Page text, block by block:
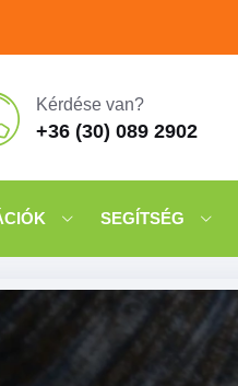
Kérdése van?
+36 (30) 089 2902
SEGÍTSÉG